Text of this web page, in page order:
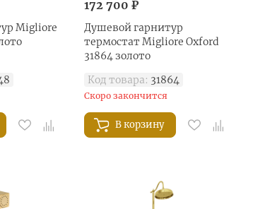
Migliore
172 700 ₽
Душевой гарнитур
термостат Migliore Oxford
31864 золото
Код товара: 31864
Скоро закончится
В корзину